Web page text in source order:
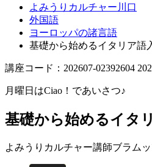
よみうりカルチャー川口
外国語
ヨーロッパの諸言語
基礎から始めるイタリア語
講座コード：202607-02392604
月曜日はCiao！であいさつ♪
基礎から始めるイタ
よみうりカルチャー講師ブラム